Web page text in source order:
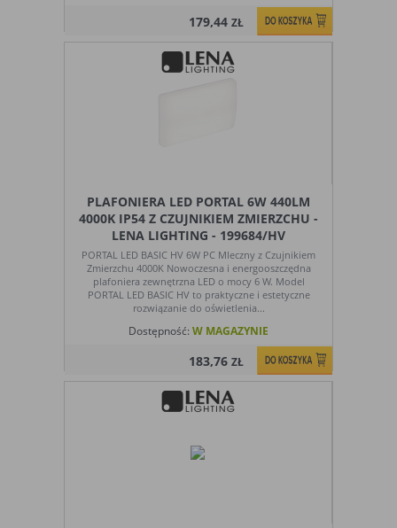
179,44ZŁ
PLAFONIERA LED PORTAL 6W 440LM
4000K IP54 Z CZUJNIKIEM ZMIERZCHU -
LENA LIGHTING - 199684/HV
PORTAL LED BASIC HV 6W PC Mleczny z Czujnikiem
Zmierzchu 4000K Nowoczesna i energooszczędna
plafoniera zewnętrzna LED o mocy 6 W. Model
PORTAL LED BASIC HV to praktyczne i estetyczne
rozwiązanie do oświetlenia...
Dostępność: W MAGAZYNIE
183,76ZŁ